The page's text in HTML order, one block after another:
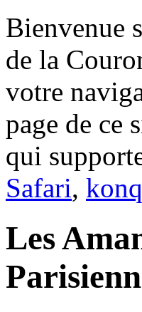
Bienvenue
de la
votre
page de ce
qui
Safari,
Les